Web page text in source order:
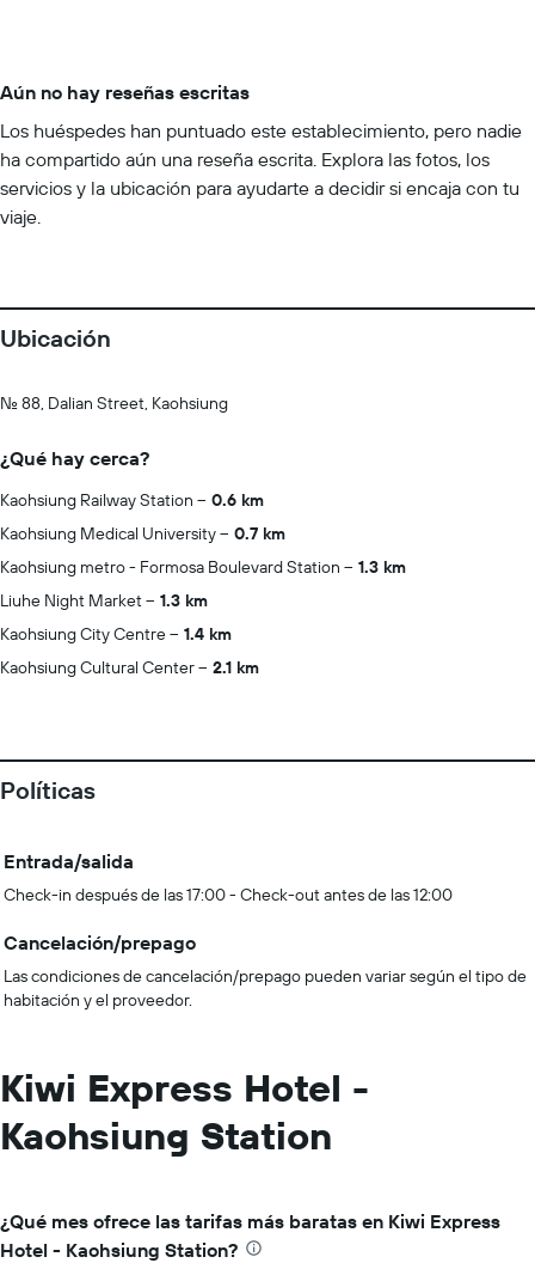
Aún no hay reseñas escritas
Los huéspedes han puntuado este establecimiento, pero nadie
ha compartido aún una reseña escrita. Explora las fotos, los
servicios y la ubicación para ayudarte a decidir si encaja con tu
viaje.
Ubicación
No. 88, Dalian Street, Kaohsiung
¿Qué hay cerca?
Kaohsiung Railway Station
0.6 km
Kaohsiung Medical University
0.7 km
Kaohsiung metro - Formosa Boulevard Station
1.3 km
Liuhe Night Market
1.3 km
Kaohsiung City Centre
1.4 km
Kaohsiung Cultural Center
2.1 km
Políticas
Entrada/salida
Check-in después de las 17:00 - Check-out antes de las 12:00
Cancelación/prepago
Las condiciones de cancelación/prepago pueden variar según el tipo de
habitación y el proveedor.
Kiwi Express Hotel -
Kaohsiung Station
¿Qué mes ofrece las tarifas más baratas en Kiwi Express
Hotel - Kaohsiung Station?